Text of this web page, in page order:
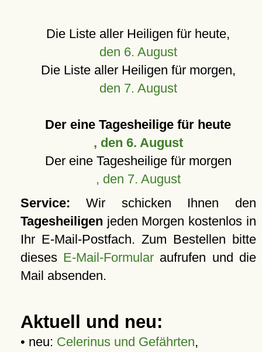
Die Liste aller Heiligen für heute,
den 6. August
Die Liste aller Heiligen für morgen,
den 7. August
Der eine Tagesheilige für heute
, den 6. August
Der eine Tagesheilige für morgen
, den 7. August
Service: Wir schicken Ihnen den
Tagesheiligen jeden Morgen kostenlos in
Ihr E-Mail-Postfach. Zum Bestellen bitte
dieses E-Mail-Formular aufrufen und die
Mail absenden.
Aktuell und neu:
• neu: Celerinus und Gefährten,